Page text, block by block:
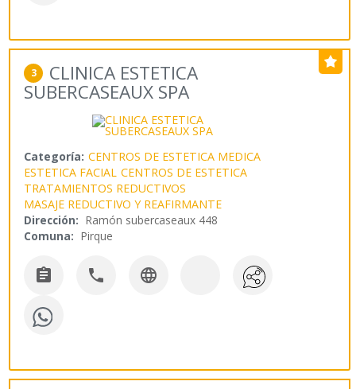
3 CLINICA ESTETICA
SUBERCASEAUX SPA
Categoría: CENTROS DE ESTETICA MEDICA
ESTETICA FACIAL CENTROS DE ESTETICA
TRATAMIENTOS REDUCTIVOS
MASAJE REDUCTIVO Y REAFIRMANTE
Dirección: Ramón subercaseaux 448
Comuna: Pirque
  